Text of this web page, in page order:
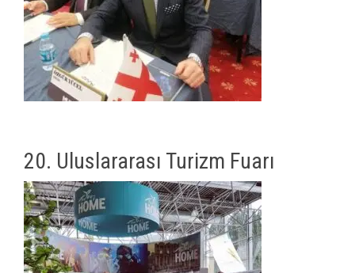
20. Uluslararası Turizm Fuarı